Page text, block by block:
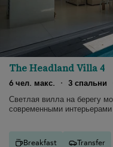
The Headland Villa 4
6 чел. макс. · 3 спальни
Светлая вилла на берегу
современными интерьерами
Breakfast Transfer